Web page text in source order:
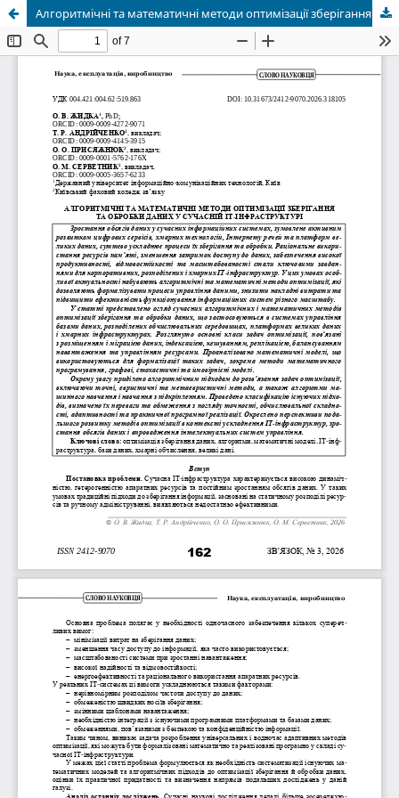
Алгоритмічні та математичні методи оптимізації зберігання та обробки даних у сучасній ІТ-інфраструктурі